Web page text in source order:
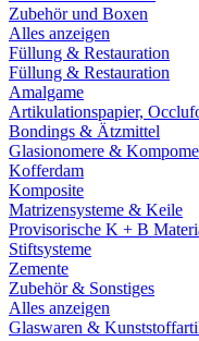
Zubehör und Boxen
Alles anzeigen
Füllung & Restauration
Füllung & Restauration
Amalgame
Artikulationspapier,
Bondings & Ätzmittel
Glasionomere &
Kofferdam
Komposite
Matrizensysteme & Keile
Provisorische K + B
Stiftsysteme
Zemente
Zubehör & Sonstiges
Alles anzeigen
Glaswaren &